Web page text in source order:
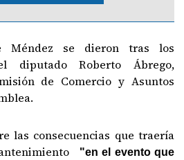
Méndez se dieron tras los
diputado Roberto Ábrego,
de Comercio y Asuntos
las consecuencias que traería
"en el evento que